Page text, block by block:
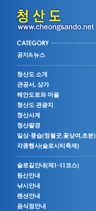
공지&뉴스
청산도 소개
관공서, 상가
해안도로와 마을
청산도 관광지
청산사계
청산팔경
일상·풍습(정월굿,꽃상여,초분)
각종행사(슬로시티축제)
슬로길안내(제1~11코스)
등산안내
낚시안내
펜션안내
음식점안내